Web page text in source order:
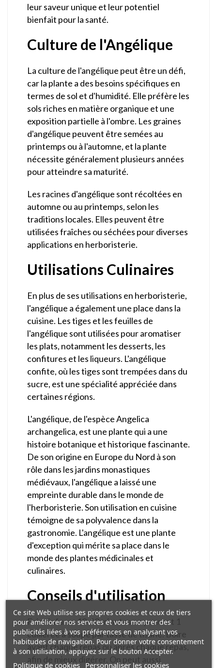
leur saveur unique et leur potentiel
bienfait pour la santé.
Culture de l'Angélique
La culture de l'angélique peut être un défi,
car la plante a des besoins spécifiques en
termes de sol et d'humidité. Elle préfère les
sols riches en matière organique et une
exposition partielle à l'ombre. Les graines
d'angélique peuvent être semées au
printemps ou à l'automne, et la plante
nécessite généralement plusieurs années
pour atteindre sa maturité.
Les racines d'angélique sont récoltées en
automne ou au printemps, selon les
traditions locales. Elles peuvent être
utilisées fraîches ou séchées pour diverses
applications en herboristerie.
Utilisations Culinaires
En plus de ses utilisations en herboristerie,
l'angélique a également une place dans la
cuisine. Les tiges et les feuilles de
l'angélique sont utilisées pour aromatiser
les plats, notamment les desserts, les
confitures et les liqueurs. L'angélique
confite, où les tiges sont trempées dans du
sucre, est une spécialité appréciée dans
certaines régions.
L'angélique, de l'espèce Angelica
archangelica, est une plante qui a une
histoire botanique et historique fascinante.
De son origine en Europe du Nord à son
rôle dans les jardins monastiques
médiévaux, l'angélique a laissé une
empreinte durable dans le monde de
l'herboristerie. Son utilisation en cuisine
témoigne de sa polyvalence dans la
gastronomie. L'angélique est une plante
d'exception qui mérite sa place dans le
monde des plantes médicinales et
culinaires.
Conseils d'utilisation
Faire infuser 10-12 minutes en prenant 1
cuillerée à soupe par tasse de tisane. Boire
avant chaque repas ou après chaque repas,
afin de mieux digérer. On peut aussi
Ce site Web utilise ses propres cookies et ceux de tiers
pour améliorer nos services et vous montrer des
publicités liées à vos préférences en analysant vos
habitudes de navigation. Pour donner votre consentement
à son utilisation, appuyez sur le bouton Accepter.
Politique de cookies Personnaliser les cookies